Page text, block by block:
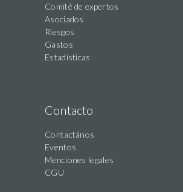
Comité de expertos
Asociados
Riesgos
Gastos
Estadísticas
Contacto
Contactános
Eventos
Menciones legales
CGU